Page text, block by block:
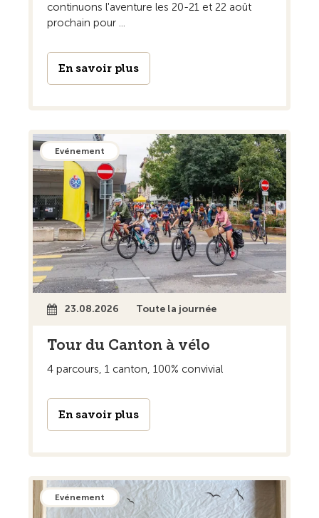
continuons l'aventure les 20-21 et 22 août
prochain pour ...
En savoir plus
Evénement
23.08.2026 Toute la journée
Tour du Canton à vélo
4 parcours, 1 canton, 100% convivial
En savoir plus
Evénement